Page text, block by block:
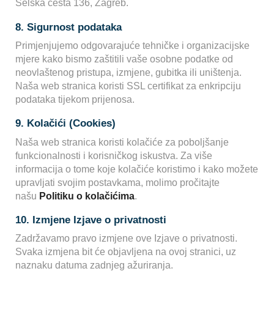
Selska cesta 136, Zagreb.
8. Sigurnost podataka
Primjenjujemo odgovarajuće tehničke i organizacijske
mjere kako bismo zaštitili vaše osobne podatke od
neovlaštenog pristupa, izmjene, gubitka ili uništenja.
Naša web stranica koristi SSL certifikat za enkripciju
podataka tijekom prijenosa.
9. Kolačići (Cookies)
Naša web stranica koristi kolačiće za poboljšanje
funkcionalnosti i korisničkog iskustva. Za više
informacija o tome koje kolačiće koristimo i kako možete
upravljati svojim postavkama, molimo pročitajte
našu Politiku o kolačićima.
10. Izmjene Izjave o privatnosti
Zadržavamo pravo izmjene ove Izjave o privatnosti.
Svaka izmjena bit će objavljena na ovoj stranici, uz
naznaku datuma zadnjeg ažuriranja.